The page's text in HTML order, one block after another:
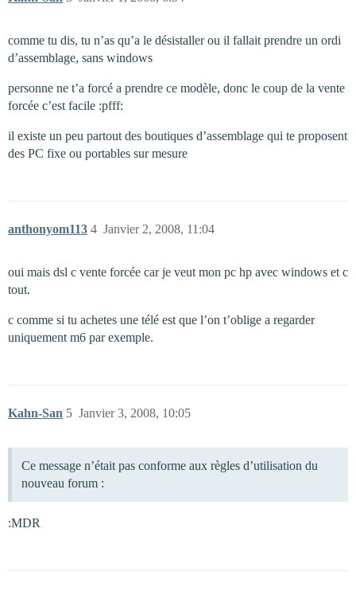
comme tu dis, tu n’as qu’a le désistaller ou il fallait prendre un ordi
d’assemblage, sans windows
personne ne t’a forcé a prendre ce modèle, donc le coup de la vente
forcée c’est facile :pfff:
il existe un peu partout des boutiques d’assemblage qui te proposent
des PC fixe ou portables sur mesure
anthonyom113 Janvier 2, 2008, 11:04
4
oui mais dsl c vente forcée car je veut mon pc hp avec windows et c
tout.
c comme si tu achetes une télé est que l’on t’oblige a regarder
uniquement m6 par exemple.
Kahn-San Janvier 3, 2008, 10:05
5
Ce message n’était pas conforme aux règles d’utilisation du
nouveau forum :
:MDR